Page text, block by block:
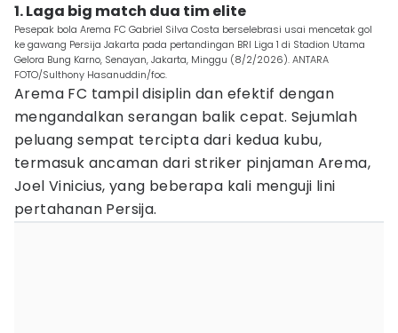
1. Laga big match dua tim elite
Pesepak bola Arema FC Gabriel Silva Costa berselebrasi usai mencetak gol
ke gawang Persija Jakarta pada pertandingan BRI Liga 1 di Stadion Utama
Gelora Bung Karno, Senayan, Jakarta, Minggu (8/2/2026). ANTARA
FOTO/Sulthony Hasanuddin/foc.
Arema FC tampil disiplin dan efektif dengan
mengandalkan serangan balik cepat. Sejumlah
peluang sempat tercipta dari kedua kubu,
termasuk ancaman dari striker pinjaman Arema,
Joel Vinicius, yang beberapa kali menguji lini
pertahanan Persija.